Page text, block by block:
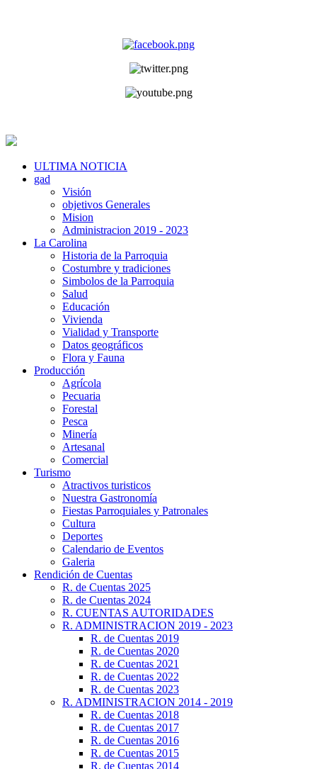
ULTIMA NOTICIA
gad
Visión
objetivos Generales
Mision
Administracion 2019 - 2023
La Carolina
Historia de la Parroquia
Costumbre y tradiciones
Simbolos de la Parroquia
Salud
Educación
Vivienda
Vialidad y Transporte
Datos geográficos
Flora y Fauna
Producción
Agrícola
Pecuaria
Forestal
Pesca
Minería
Artesanal
Comercial
Turismo
Atractivos turisticos
Nuestra Gastronomía
Fiestas Parroquiales y Patronales
Cultura
Deportes
Calendario de Eventos
Galeria
Rendición de Cuentas
R. de Cuentas 2025
R. de Cuentas 2024
R. CUENTAS AUTORIDADES
R. ADMINISTRACION 2019 - 2023
R. de Cuentas 2019
R. de Cuentas 2020
R. de Cuentas 2021
R. de Cuentas 2022
R. de Cuentas 2023
R. ADMINISTRACION 2014 - 2019
R. de Cuentas 2018
R. de Cuentas 2017
R. de Cuentas 2016
R. de Cuentas 2015
R. de Cuentas 2014